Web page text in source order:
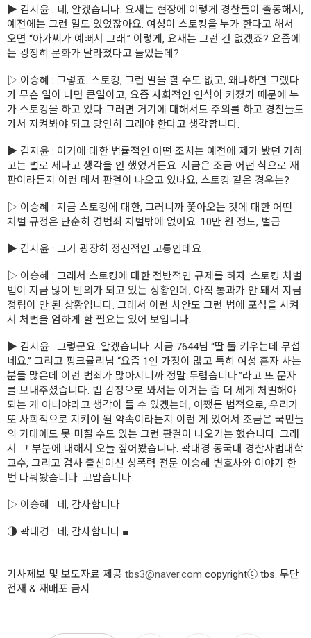
▶ 김지윤 : 네, 알겠습니다. 요새는 현장에 이렇게 경찰들이 출동해서,
예전에는 그런 일도 있었잖아요. 여성이 스토킹을 누가 한다고 해서
오면 “아가씨가 예뻐서 그래.” 이렇게, 요새는 그런 건 없겠죠? 요즘에
는 굉장히 문화가 달라졌다고 들었는데?
▷ 이승혜 : 그렇죠. 스토킹, 그런 말을 할 수도 없고, 왜냐하면 그랬다
가 무슨 일이 나면 큰일이고, 요즘 사회적인 인식이 커졌기 때문에 누
가 스토킹을 하고 있다 그러면 거기에 대해서도 주의를 하고 경찰들도
가서 지켜봐야 되고 당연히 그래야 한다고 생각합니다.
▶ 김지윤 : 이거에 대한 법률적인 어떤 조치는 예전에 제가 봤던 거하
고는 별로 세다고 생각을 안 했었거든요. 지금은 조금 어떤 식으로 재
판이라든지 이런 데서 판결이 나오고 있나요, 스토킹 같은 경우는?
▷ 이승혜 : 지금 스토킹에 대한, 그러니까 쫓아오는 것에 대한 어떤
처벌 규정은 단순히 경범죄 처벌밖에 없어요. 10만 원 정도, 벌금.
▶ 김지윤 : 그거 굉장히 정신적인 고통인데요.
▷ 이승혜 : 그래서 스토킹에 대한 전반적인 규제를 하자. 스토킹 처벌
법이 지금 많이 발의가 되고 있는 상황인데, 아직 통과가 안 돼서 지금
정립이 안 된 상황입니다. 그래서 이런 사안도 그런 법에 포섭을 시켜
서 처벌을 엄하게 할 필요는 있어 보입니다.
▶ 김지윤 : 그렇군요. 알겠습니다. 지금 7644님 “딸 둘 키우는데 무섭
네요.” 그리고 핑크뮬리님 “요즘 1인 가정이 많고 특히 여성 혼자 사는
분들 많은데 이런 범죄가 많아지니까 정말 두렵습니다.”라고 또 문자
를 보내주셨습니다. 법 감정으로 봐서는 이거는 좀 더 세게 처벌해야
되는 게 아니야라고 생각이 들 수 있겠는데, 어쨌든 법적으로, 우리가
또 사회적으로 지켜야 될 약속이라든지 이런 게 있어서 조금은 국민들
의 기대에도 못 미칠 수도 있는 그런 판결이 나오기는 했습니다. 그래
서 그 부분에 대해서 오늘 짚어봤습니다. 곽대경 동국대 경찰사법대학
교수, 그리고 검사 출신이신 성폭력 전문 이승혜 변호사와 이야기 한
번 나눠봤습니다. 고맙습니다.
▷ 이승혜 : 네, 감사합니다.
◑ 곽대경 : 네, 감사합니다.■
기사제보 및 보도자료 제공 tbs3@naver.com copyrightⓒ tbs. 무단
전재 & 재배포 금지